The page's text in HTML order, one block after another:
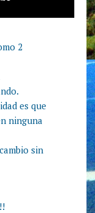
2
es que
ninguna
sin